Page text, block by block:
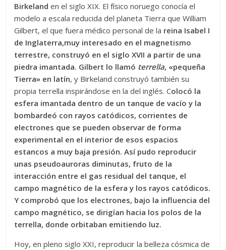
Birkeland en el siglo XIX. El físico noruego conocía el
modelo a escala reducida del planeta Tierra que William
Gilbert, el que fuera médico personal de la reina Isabel I
de Inglaterra,muy interesado en el magnetismo
terrestre, construyó en el siglo XVII a partir de una
piedra imantada. Gilbert lo llamó terrella, «pequeña
Tierra» en latín, y Birkeland construyó también su
propia terrella inspirándose en la del inglés. Colocó la
esfera imantada dentro de un tanque de vacío y la
bombardeó con rayos catódicos, corrientes de
electrones que se pueden observar de forma
experimental en el interior de esos espacios
estancos a muy baja presión. Así pudo reproducir
unas pseudoauroras diminutas, fruto de la
interacción entre el gas residual del tanque, el
campo magnético de la esfera y los rayos catódicos.
Y comprobó que los electrones, bajo la influencia del
campo magnético, se dirigían hacia los polos de la
terrella, donde orbitaban emitiendo luz.
Hoy, en pleno siglo XXI, reproducir la belleza cósmica de